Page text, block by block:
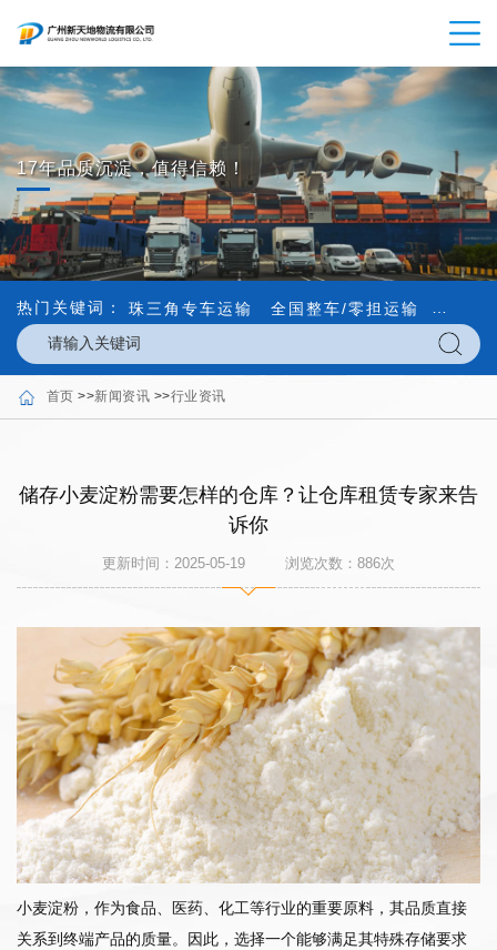
17年品质沉淀，值得信赖！
热门关键词： 珠三角专车运输 全国整车/零担运输 内外贸
首页 >>新闻资讯 >>行业资讯
储存小麦淀粉需要怎样的仓库？让仓库租赁专家来告
诉你
更新时间：2025-05-19 浏览次数： 886次
小麦淀粉，作为食品、医药、化工等行业的重要原料，其品质直接
关系到终端产品的质量。因此，选择一个能够满足其特殊存储要求